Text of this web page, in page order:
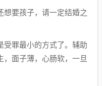
想要孩子，请一定结婚之
受罪最小的方式了。辅助
，面子薄，心肠软，一旦